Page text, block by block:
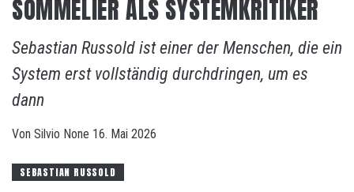
SOMMELIER ALS SYSTEMKRITIKER
Sebastian Russold ist einer der Menschen, die ein
System erst vollständig durchdringen, um es
dann
Von Silvio None 16. Mai 2026
SEBASTIAN RUSSOLD